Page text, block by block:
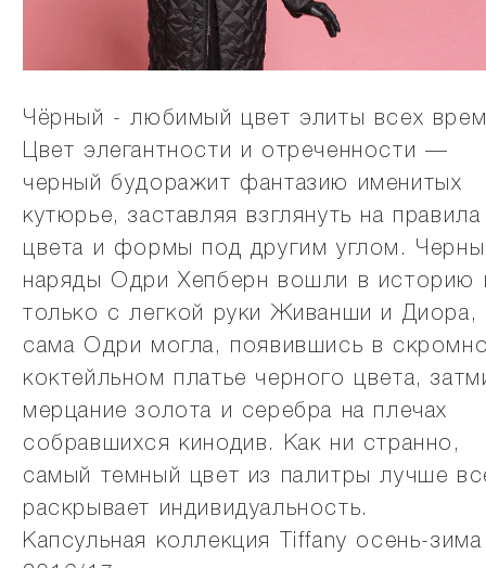
Чёрный - любимый цвет элиты всех
Цвет элегантности и отреченности —
черный будоражит фантазию именитых
кутюрье, заставляя взглянуть на правила
цвета и формы под другим углом.
наряды Одри Хепберн вошли в историю
только с легкой руки Живанши и Диора,
сама Одри могла, появившись в
коктейльном платье черного цвета,
мерцание золота и серебра на плечах
собравшихся кинодив. Как ни странно,
самый темный цвет из палитры лучше
раскрывает индивидуальность.
Капсульная коллекция Tiffany осень-зима